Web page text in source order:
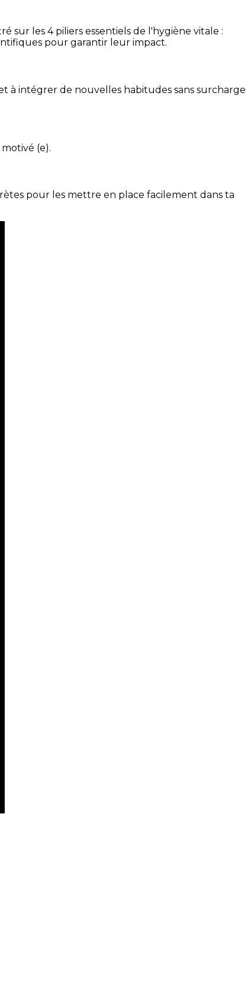
sur les 4 piliers essentiels de l'hygiène vitale :
pour garantir leur impact.
à intégrer de nouvelles habitudes sans surcharge
(e).
pour les mettre en place facilement dans ta